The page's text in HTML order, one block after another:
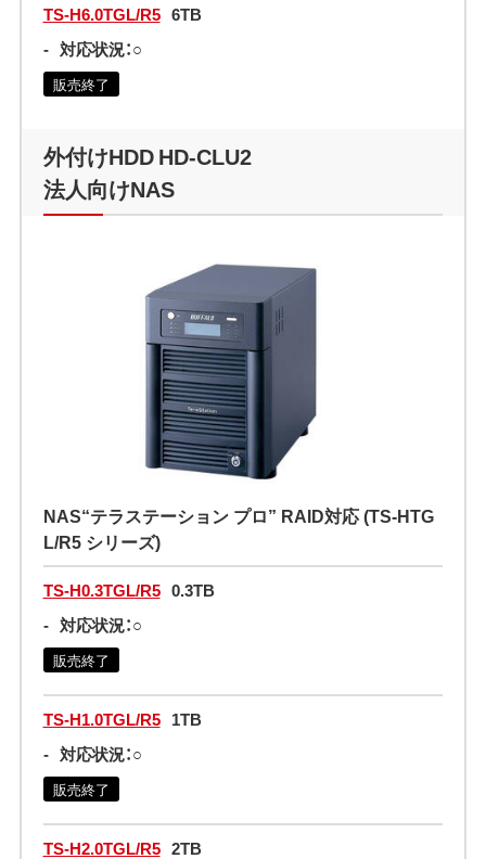
TS-H6.0TGL/R5 6TB
- 対応状況：○
販売終了
外付けHDD HD-CLU2
法人向けNAS
NAS“テラステーション プロ” RAID対応 (TS-HTG
L/R5 シリーズ)
TS-H0.3TGL/R5 0.3TB
- 対応状況：○
販売終了
TS-H1.0TGL/R5 1TB
- 対応状況：○
販売終了
TS-H2.0TGL/R5 2TB